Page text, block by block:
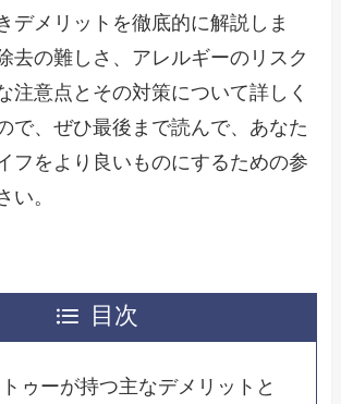
デメリットを徹底的に解説しま
去の難しさ、アレルギーのリスク
注意点とその対策について詳しく
で、ぜひ最後まで読んで、あなた
フをより良いものにするための参
い。
目次
ゥーが持つ主なデメリットと